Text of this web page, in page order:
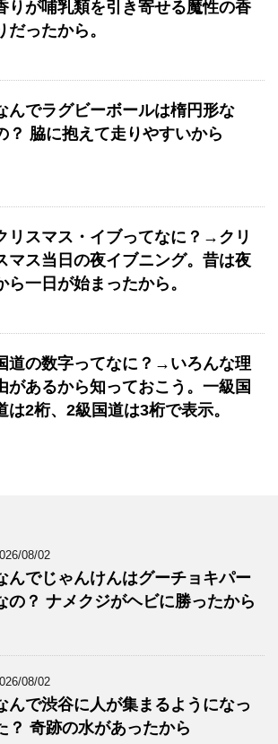
りが哺乳類を引き寄せる魔性の香
だったから。
んでラグビーボールは楕円形な
？ 脇に抱えて走りやすいから
リスマス・イブってなに？→クリ
マス当日の夜イブニング。昔は夜
ら一日が始まったから。
道の数字ってなに？→いろんな理
があるから知っておこう。一級国
は2桁、2級国道は3桁で表示。
08/02
んでじゃんけんはグーチョキパー
の？ ナメクジがヘビに勝ったから
08/02
んで渋谷に人が集まるようになっ
？ 奇跡の水があったから